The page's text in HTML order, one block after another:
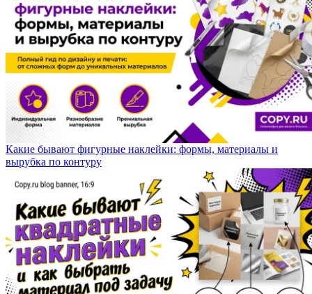
Какие бывают фигурные наклейки: формы, материалы и
вырубка по контуру